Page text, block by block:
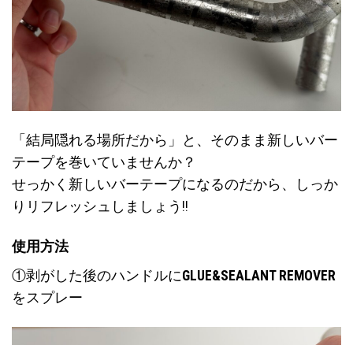
「結局隠れる場所だから」と、そのまま新しいバー
テープを巻いていませんか？
せっかく新しいバーテープになるのだから、しっか
りリフレッシュしましょう!!
使用方法
①剥がした後のハンドルにGLUE&SEALANT REMOVER
をスプレー